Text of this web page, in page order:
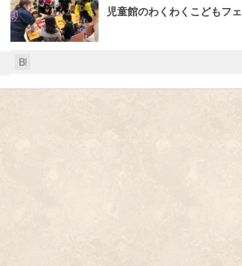
児童館のわくわくこどもフ